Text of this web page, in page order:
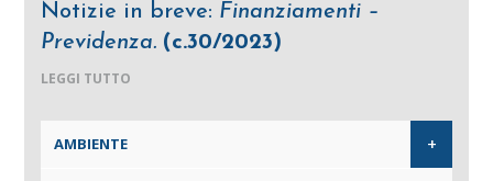
Notizie in breve: Finanziamenti –
Previdenza. (c.30/2023)
LEGGI TUTTO
AMBIENTE +